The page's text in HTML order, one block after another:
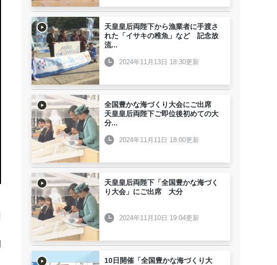
天皇皇后両陛下から漁業者に手渡さ
れた「イサキの稚魚」など 記念放
流...
2024年11月13日 18:30更新
全国豊かな海づくり大会にご出席
天皇皇后両陛下ご即位後初めての大
分...
2024年11月11日 18:00更新
天皇皇后両陛下「全国豊かな海づく
り大会」にご出席 大分
2024年11月10日 19:04更新
10日開催「全国豊かな海づくり大